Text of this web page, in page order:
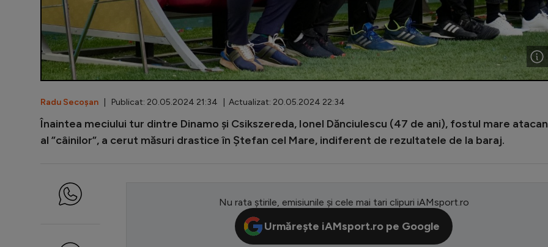
Radu Secoșan | Publicat: 20.05.2024 21:34 | Actualizat: 20.05.2024 22:34
Înaintea meciului tur dintre Dinamo și Csikszereda, Ionel Dănciulescu (47 de ani), fostul mare
al ”câinilor”, a cerut măsuri drastice în Ștefan cel Mare, indiferent de rezultatele de la baraj.
Nu rata știrile, emisiunile și cele mai tari clipuri iAMsport.ro
Urmărește iAMsport.ro pe Google